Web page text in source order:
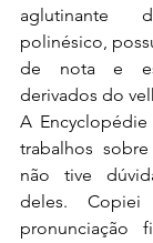
aglutinante
polinésico,
de nota e
derivados do
A
trabalhos
não tive
deles.
pronunciação